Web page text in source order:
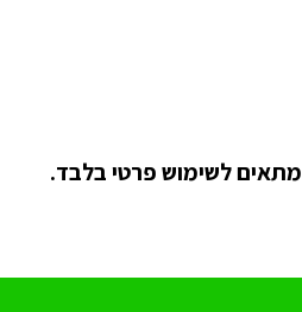
מתאים לשימוש פרטי בלבד.